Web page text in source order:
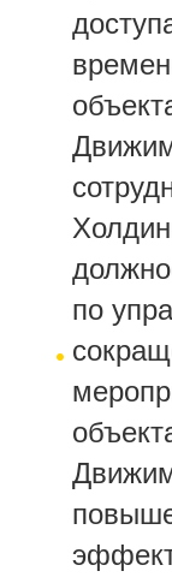
по